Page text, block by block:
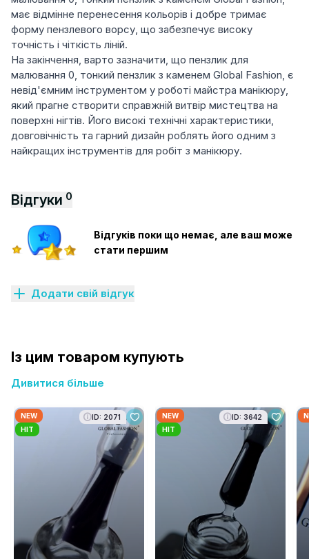
має відмінне перенесення кольорів і добре тримає
форму пензлевого ворсу, що забезпечує високу
точність і чіткість ліній.
На закінчення, варто зазначити, що пензлик для
малювання 0, тонкий пензлик з каменем Global Fashion, є
невід'ємним інструментом у роботі майстра манікюру,
який прагне створити справжній витвір мистецтва на
поверхні нігтів. Його високі технічні характеристики,
довговічність та гарний дизайн роблять його одним з
найкращих інструментів для робіт з манікюру.
Відгуки 0
Відгуків поки що немає, але ваш може
стати першим
Додати свій відгук
Із цим товаром купують
Дивитися більше
NEW
HIT
ID: 2071
NEW
HIT
ID: 3642